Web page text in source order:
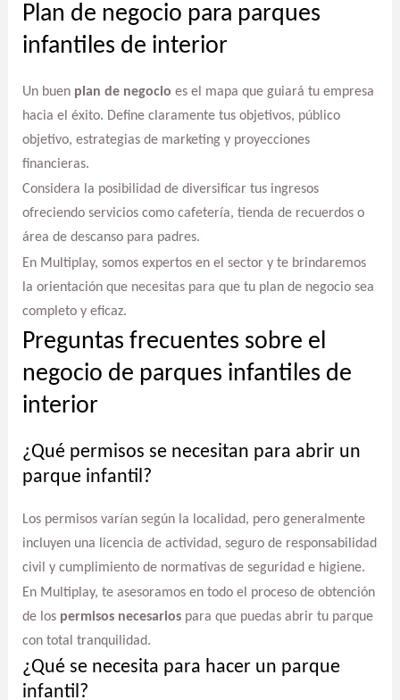
Plan de negocio para parques
infantiles de interior
Un buen plan de negocio es el mapa que guiará tu empresa
hacia el éxito. Define claramente tus objetivos, público
objetivo, estrategias de marketing y proyecciones
financieras.
Considera la posibilidad de diversificar tus ingresos
ofreciendo servicios como cafetería, tienda de recuerdos o
área de descanso para padres.
En Multiplay, somos expertos en el sector y te brindaremos
la orientación que necesitas para que tu plan de negocio sea
completo y eficaz.
Preguntas frecuentes sobre el
negocio de parques infantiles de
interior
¿Qué permisos se necesitan para abrir un
parque infantil?
Los permisos varían según la localidad, pero generalmente
incluyen una licencia de actividad, seguro de responsabilidad
civil y cumplimiento de normativas de seguridad e higiene.
En Multiplay, te asesoramos en todo el proceso de obtención
de los permisos necesariospara que puedas abrir tu parque
con total tranquilidad.
¿Qué se necesita para hacer un parque
infantil?